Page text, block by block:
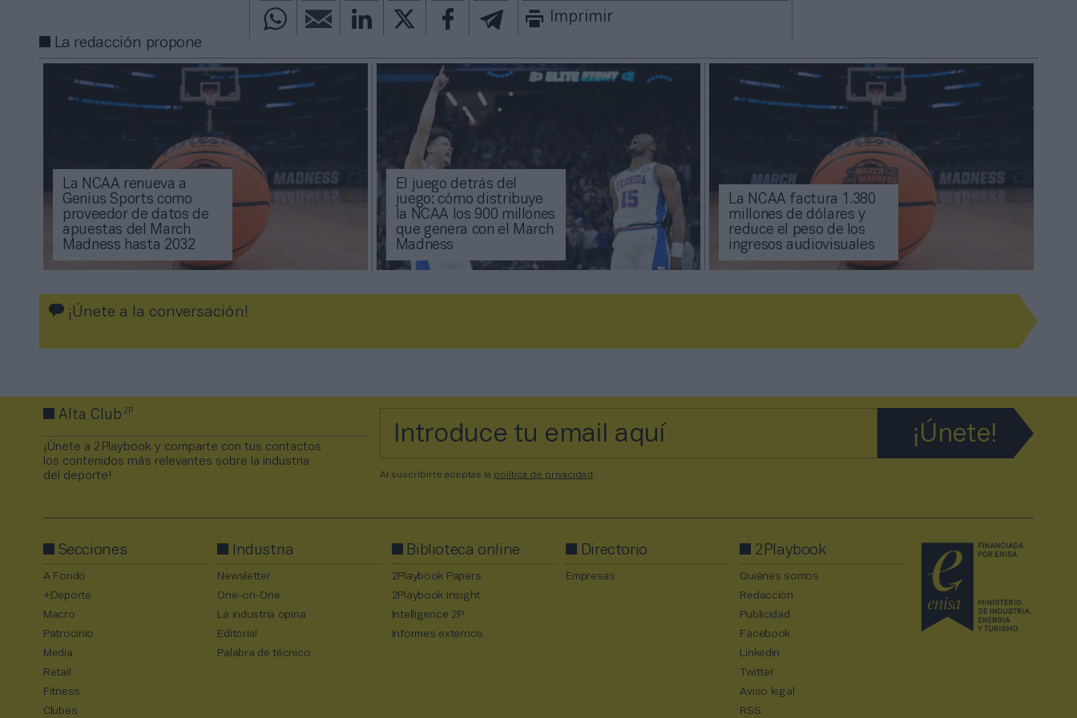
Imprimir
La redacción propone
La NCAA renueva a
Genius Sports como
proveedor de datos de
apuestas del March
Madness hasta 2032
El juego detrás del
juego: cómo distribuye
la NCAA los 900 millones
que genera con el March
Madness
La NCAA factura 1.380
millones de dólares y
reduce el peso de los
ingresos audiovisuales
¡Únete a la conversación!
Alta Club2P
¡Únete a 2Playbook y comparte con tus contactos
los contenidos más relevantes sobre la industria
del deporte!
Al suscribirte aceptas la política de privacidad
Secciones
A Fondo
+Deporte
Macro
Patrocinio
Media
Retail
Fitness
Clubes
Industria
Newsletter
One-on-One
La industria opina
Editorial
Palabra de técnico
Biblioteca online
2Playbook Papers
2Playbook Insight
Intelligence 2P
Informes externos
Directorio
Empresas
2Playbook
Quiénes somos
Redacción
Publicidad
Facebook
Linkedin
Twitter
Aviso legal
RSS